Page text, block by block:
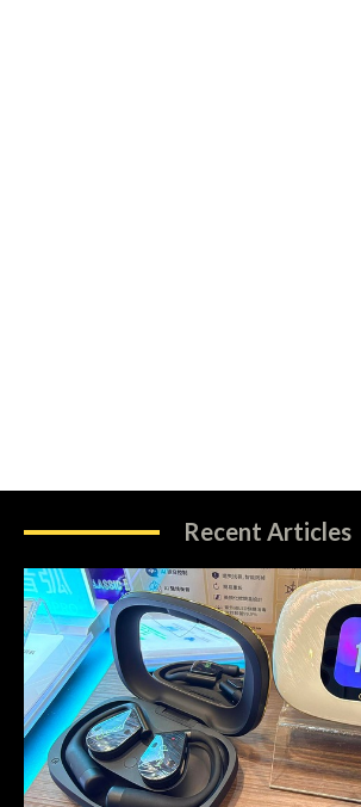
Recent Articles